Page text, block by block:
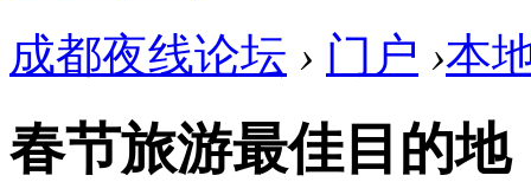
成都夜线论坛 › 门户 ›本
春节旅游最佳目的